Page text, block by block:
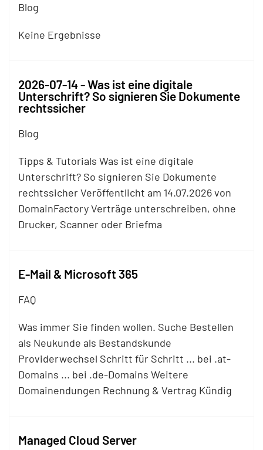
Blog
Keine Ergebnisse
2026-07-14 - Was ist eine digitale
Unterschrift? So signieren Sie Dokumente
rechtssicher
Blog
Tipps & Tutorials Was ist eine digitale
Unterschrift? So signieren Sie Dokumente
rechtssicher Veröffentlicht am 14.07.2026 von
DomainFactory Verträge unterschreiben, ohne
Drucker, Scanner oder Briefma
E-Mail & Microsoft 365
FAQ
Was immer Sie finden wollen. Suche Bestellen
als Neukunde als Bestandskunde
Providerwechsel Schritt für Schritt ... bei .at-
Domains ... bei .de-Domains Weitere
Domainendungen Rechnung & Vertrag Kündig
Managed Cloud Server